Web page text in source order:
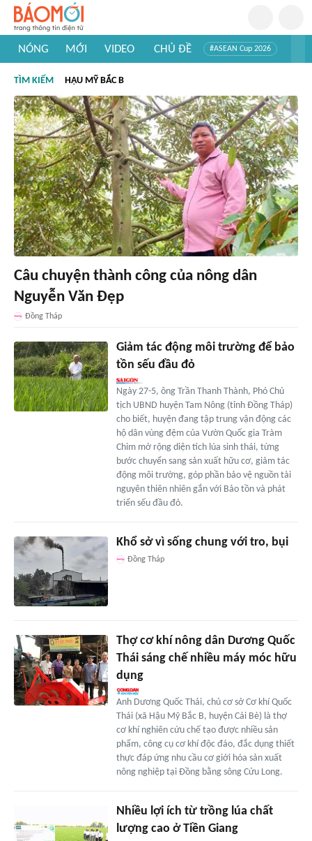
NÓNG MỚI VIDEO CHỦ ĐỀ #ASEAN Cup 2026
#Khám phá thế giới
TÌM KIẾM HẬU MỸ BẮC B
Câu chuyện thành công của nông dân
Nguyễn Văn Đẹp
Đồng Tháp
Giảm tác động môi trường để bảo
tồn sếu đầu đỏ
Ngày 27-5, ông Trần Thanh Thành, Phó Chủ
tịch UBND huyện Tam Nông (tỉnh Đồng Tháp)
cho biết, huyện đang tập trung vận động các
hộ dân vùng đệm của Vườn Quốc gia Tràm
Chim mở rộng diện tích lúa sinh thái, từng
bước chuyển sang sản xuất hữu cơ, giảm tác
động môi trường, góp phần bảo vệ nguồn tài
nguyên thiên nhiên gắn với Bảo tồn và phát
triển sếu đầu đỏ.
Khổ sở vì sống chung với tro, bụi
Đồng Tháp
Thợ cơ khí nông dân Dương Quốc
Thái sáng chế nhiều máy móc hữu
dụng
Anh Dương Quốc Thái, chủ cơ sở Cơ khí Quốc
Thái (xã Hậu Mỹ Bắc B, huyện Cái Bè) là thợ
cơ khí nghiên cứu chế tạo được nhiều sản
phẩm, công cụ cơ khí độc đáo, đắc dụng thiết
thực đáp ứng nhu cầu cơ giới hóa sản xuất
nông nghiệp tại Đồng bằng sông Cửu Long.
Nhiều lợi ích từ trồng lúa chất
lượng cao ở Tiền Giang